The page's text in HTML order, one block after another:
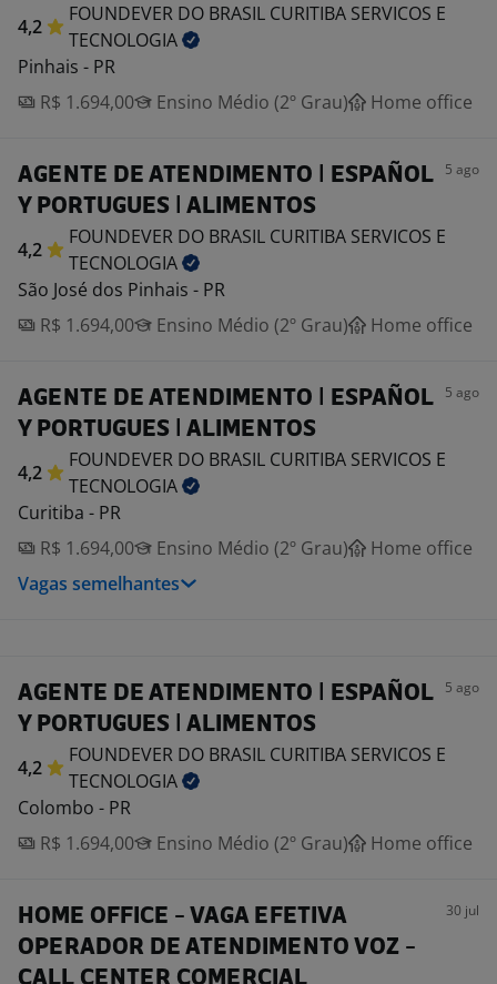
4,2
FOUNDEVER DO BRASIL CURITIBA SERVICOS E
TECNOLOGIA
Pinhais - PR
R$ 1.694,00
Ensino Médio (2º Grau) Home office
AGENTE DE ATENDIMENTO | ESPAÑOL
Y PORTUGUES | ALIMENTOS
5 ago
4,2
FOUNDEVER DO BRASIL CURITIBA SERVICOS E
TECNOLOGIA
São José dos Pinhais - PR
R$ 1.694,00
Ensino Médio (2º Grau) Home office
AGENTE DE ATENDIMENTO | ESPAÑOL
Y PORTUGUES | ALIMENTOS
5 ago
4,2
FOUNDEVER DO BRASIL CURITIBA SERVICOS E
TECNOLOGIA
Curitiba - PR
R$ 1.694,00
Ensino Médio (2º Grau)
Home office
Vagas semelhantes
AGENTE DE ATENDIMENTO | ESPAÑOL
Y PORTUGUES | ALIMENTOS
5 ago
4,2
FOUNDEVER DO BRASIL CURITIBA SERVICOS E
TECNOLOGIA
Colombo - PR
R$ 1.694,00
Ensino Médio (2º Grau) Home office
HOME OFFICE - VAGA EFETIVA
OPERADOR DE ATENDIMENTO VOZ -
CALL CENTER COMERCIAL
30 jul